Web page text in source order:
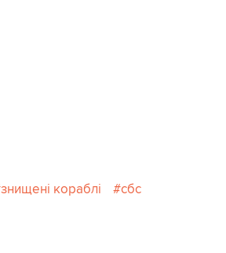
знищені кораблі
сбс